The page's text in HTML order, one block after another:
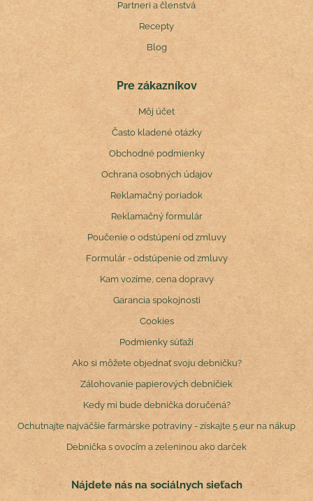
Partneri a členstvá
Recepty
Blog
Pre zákazníkov
Môj účet
Často kladené otázky
Obchodné podmienky
Ochrana osobných údajov
Reklamačný poriadok
Reklamačný formulár
Poučenie o odstúpení od zmluvy
Formulár - odstúpenie od zmluvy
Kam vozíme, cena dopravy
Garancia spokojnosti
Cookies
Podmienky súťaží
Ako si môžete objednať svoju debničku?
Zálohovanie papierových debničiek
Kedy mi bude debnička doručená?
Ochutnajte najväčšie farmárske potraviny - získajte 5 eur na nákup
Debnička s ovocím a zeleninou ako darček
Nájdete nás na sociálnych sieťach